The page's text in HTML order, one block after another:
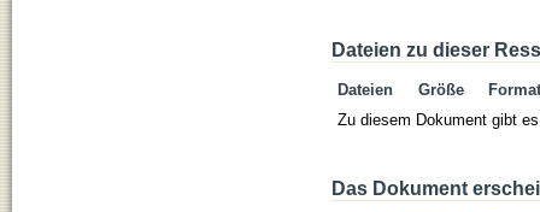
Dateien zu dieser
Dateien Größe
Format
Zu diesem Dokument gibt
Das Dokument